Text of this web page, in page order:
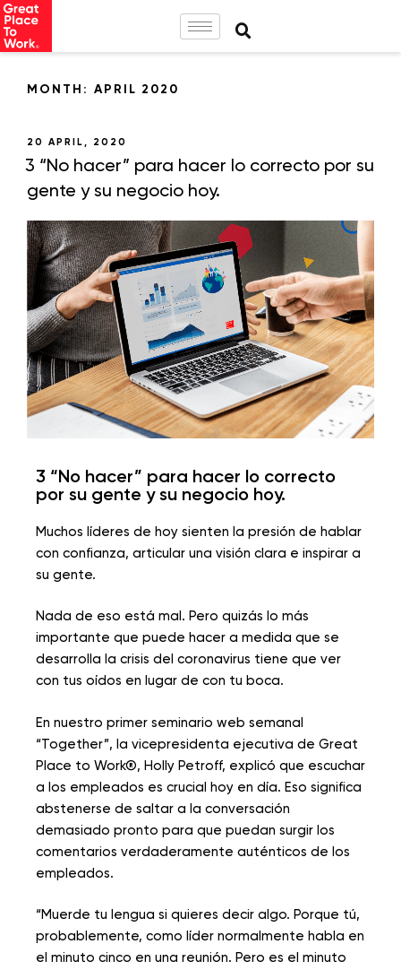
MONTH: APRIL 2020
20 APRIL, 2020
3 “No hacer” para hacer lo correcto por su
gente y su negocio hoy.
3 “No hacer” para hacer lo correcto
por su gente y su negocio hoy.
Muchos líderes de hoy sienten la presión de hablar
con confianza, articular una visión clara e inspirar a
su gente.
Nada de eso está mal. Pero quizás lo más
importante que puede hacer a medida que se
desarrolla la crisis del coronavirus tiene que ver
con tus oídos en lugar de con tu boca.
En nuestro primer seminario web semanal
“Together”, la vicepresidenta ejecutiva de Great
Place to Work®, Holly Petroff, explicó que escuchar
a los empleados es crucial hoy en día. Eso significa
abstenerse de saltar a la conversación
demasiado pronto para que puedan surgir los
comentarios verdaderamente auténticos de los
empleados.
“Muerde tu lengua si quieres decir algo. Porque tú,
probablemente, como líder normalmente habla en
el minuto cinco en una reunión. Pero es el minuto